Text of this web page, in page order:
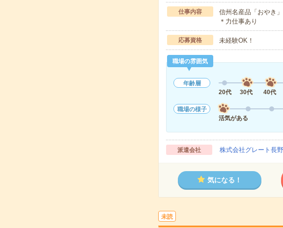
仕事内容
信州名産品「おやき
＊力仕事あり
応募資格 未経験OK！
職場の雰囲気
年齢層
20代
30代 40代
職場の様子
活気がある
派遣会社 株式会社グレート長野
気になる！
未読